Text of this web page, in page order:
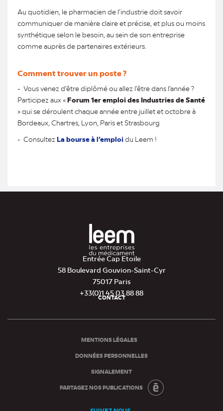
Au quotidien, le pharmacien de l’industrie doit savoir
communiquer de manière claire et précise, et plus ou moins
synthétique selon le besoin, au sein de son entreprise
comme auprès de partenaires extérieurs.
Comment trouver un poste ?
- Vous venez d’être diplômé ou allez l’être dans l’année ?
Participez aux «Forum 1er emploi des Industries de Santé
» qui se déroulent chaque année entre juillet et octobre à
Bordeaux, Chartres, Lyon, Paris et Strasbourg
- Consultez La bourse à l’emploidu Leem !
Entrée Cap Etoile
58 Boulevard Gouvion-Saint-Cyr
75017 Paris
+33(0)1 45 03 88 88
de
CONTACT
MENTIONS LÉGALES
DONNÉES PERSONNELLES
SIGNALEMENT
PARTAGEZ NOS PUBLICATIONS